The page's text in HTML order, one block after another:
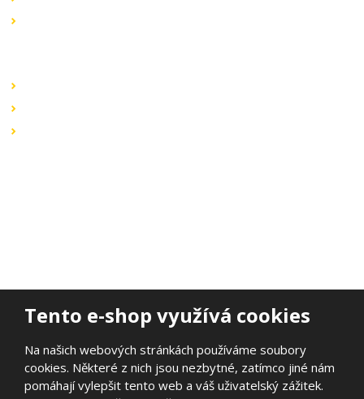
Tento e-shop využívá cookies
Na našich webových stránkách používáme soubory
cookies. Některé z nich jsou nezbytné, zatímco jiné nám
pomáhají vylepšit tento web a váš uživatelský zážitek.
© 2026, BOHEMIA ELSVIT s.r.o.
Prohlášení o přístupnosti|Ochrana osobních údajů| Mapa stránek